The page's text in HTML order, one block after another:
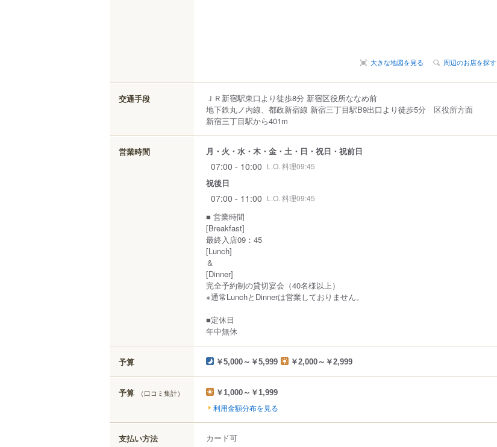
大きな地図を見る 周辺のお店を探す
交通手段
ＪＲ新宿駅東口より徒歩8分 新宿区役所ななめ前
地下鉄丸ノ内線、都政新宿線 新宿三丁目駅B9出口より徒歩5分 区役所方面
新宿三丁目駅から401m
営業時間 月・火・水・木・金・土・日・祝日・祝前日
07:00 - 10:00 L.O. 料理09:45
祝後日
07:00 - 11:00 L.O. 料理09:45
■ 営業時間
[Breakfast]
最終入店09：45
[Lunch]
＆
[Dinner]
完全予約制の貸切宴会（40名様以上）
※通常LunchとDinnerは営業しておりません。
■定休日
年中無休
予算 ￥5,000～￥5,999 ￥2,000～￥2,999
予算 （口コミ集計） ￥1,000～￥1,999
利用金額分布を見る
支払い方法 カード可